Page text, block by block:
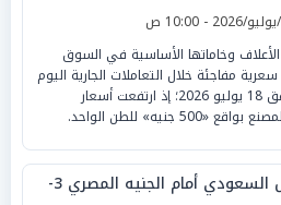
وخاماتها الأساسية في السوق
مفاجئة خلال التعاملات الجارية اليوم
السبت، الموافق 18 يوليو 2026؛ إذ ارتفعت أسعار
جنيه» للطن الواحد.
أسعار الريال السعودي أمام الجنيه المصري 3-